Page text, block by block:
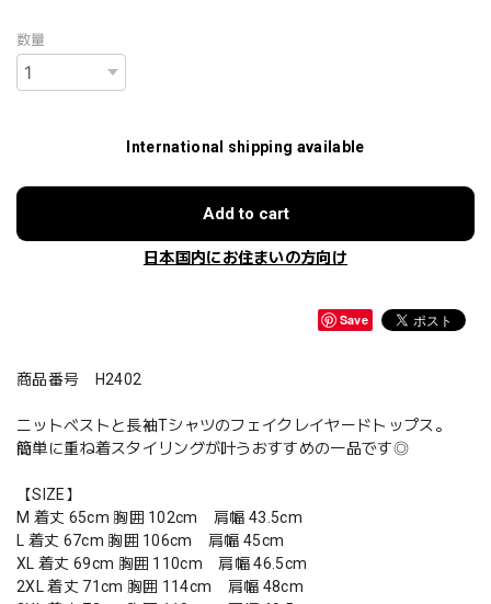
数量
International shipping available
Add to cart
日本国内にお住まいの方向け
Save
商品番号 H2402
ニットベストと長袖Tシャツのフェイクレイヤードトップス。
簡単に重ね着スタイリングが叶うおすすめの一品です◎
【SIZE】
M 着丈 65cm 胸囲 102cm 肩幅 43.5cm
L 着丈 67cm 胸囲 106cm 肩幅 45cm
XL 着丈 69cm 胸囲 110cm 肩幅 46.5cm
2XL 着丈 71cm 胸囲 114cm 肩幅 48cm